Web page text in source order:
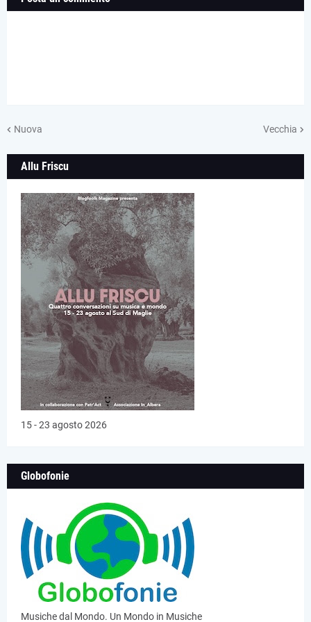
Nuova Vecchia
Allu Friscu
15 - 23 agosto 2026
Globofonie
Musiche dal Mondo. Un Mondo in Musiche